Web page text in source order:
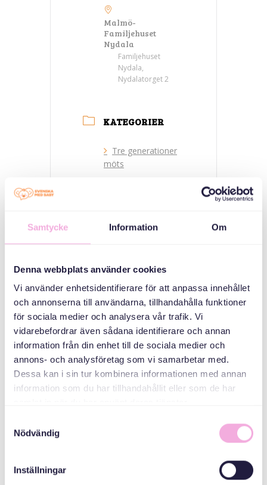
Samtycke Information Om
Denna webbplats använder cookies
Vi använder enhetsidentifierare för att anpassa innehållet
och annonserna till användarna, tillhandahålla funktioner
för sociala medier och analysera vår trafik. Vi
vidarebefordrar även sådana identifierare och annan
information från din enhet till de sociala medier och
annons- och analysföretag som vi samarbetar med.
Dessa kan i sin tur kombinera informationen med annan
information som du har tillhandahållit eller som de har
Nödvändig
Inställningar
Malmö-
Familjehuset
Nydala
Familjehuset
Nydala,
Nydalatorget 2
KATEGORIER
Tre generationer
möts
Svenska med baby
bokningen@svenskamedbaby.se